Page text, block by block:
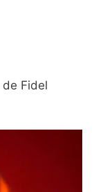
de Fidel